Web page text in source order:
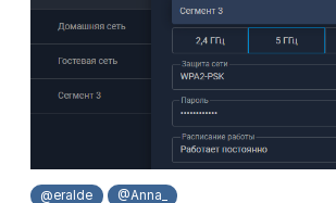
@eralde @Anna_